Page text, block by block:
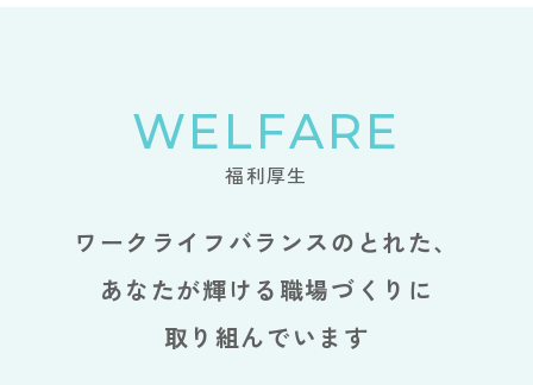
WELFARE
福利厚生
ワークライフバランスのとれた、
あなたが輝ける職場づくりに
取り組んでいます